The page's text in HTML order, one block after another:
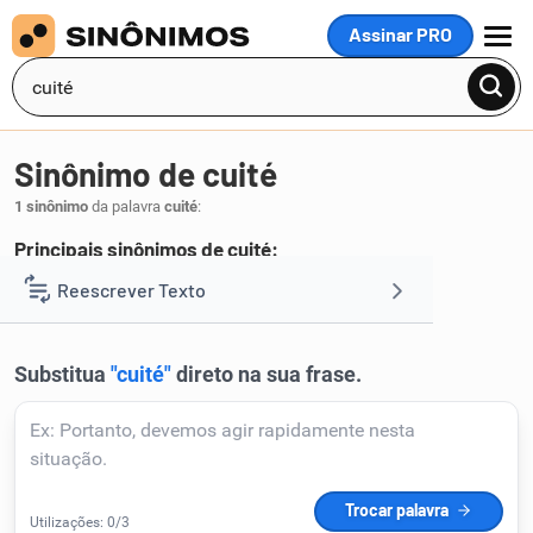
Assinar PRO
MENU
Reescrever Texto
Corrigir Texto
Sinônimo de cuité
1 sinônimo da palavra cuité:
Principais sinônimos de cuité:
1 quejando.